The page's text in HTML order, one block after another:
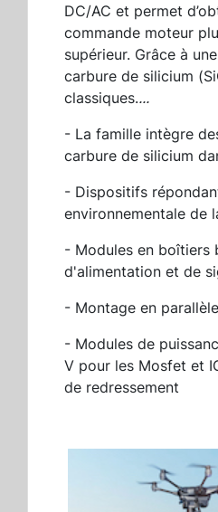
DC/AC et permet
commande moteur
supérieur. Grâce à
carbure de silicium
classiques....
- La famille intègre
carbure de silicium
- Dispositifs
environnementale de
- Modules en boîtiers
d'alimentation et de
- Montage en
- Modules de
V pour les Mosfet et
de redressement